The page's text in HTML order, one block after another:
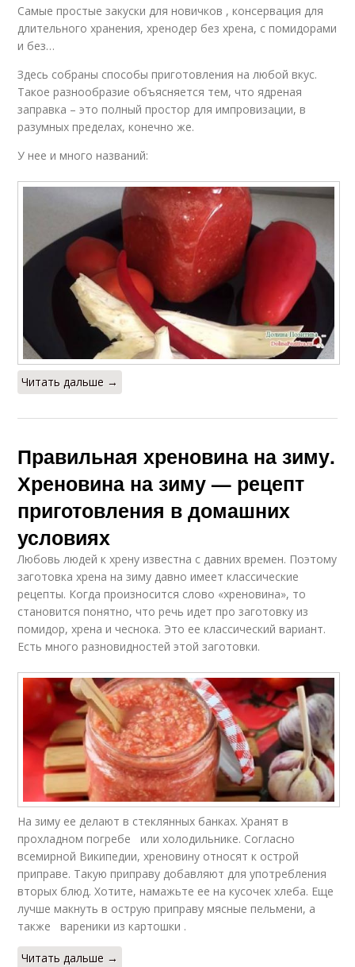
Самые простые закуски для новичков , консервация для
длительного хранения, хренодер без хрена, с помидорами
и без…
Здесь собраны способы приготовления на любой вкус.
Такое разнообразие объясняется тем, что ядреная
заправка – это полный простор для импровизации, в
разумных пределах, конечно же.
У нее и много названий:
Читать дальше →
Правильная хреновина на зиму.
Хреновина на зиму — рецепт
приготовления в домашних
условиях
Любовь людей к хрену известна с давних времен. Поэтому
заготовка хрена на зиму давно имеет классические
рецепты. Когда произносится слово «хреновина», то
становится понятно, что речь идет про заготовку из
помидор, хрена и чеснока. Это ее классический вариант.
Есть много разновидностей этой заготовки.
На зиму ее делают в стеклянных банках. Хранят в
прохладном погребе или холодильнике. Согласно
всемирной Википедии, хреновину относят к острой
приправе. Такую приправу добавляют для употребления
вторых блюд. Хотите, намажьте ее на кусочек хлеба. Еще
лучше макнуть в острую приправу мясные пельмени, а
также вареники из картошки .
Читать дальше →